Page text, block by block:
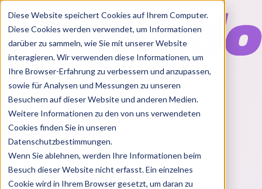
Diese Website speichert Cookies auf Ihrem Computer.
Diese Cookies werden verwendet, um Informationen
darüber zu sammeln, wie Sie mit unserer Website
interagieren. Wir verwenden diese Informationen, um
Ihre Browser-Erfahrung zu verbessern und anzupassen,
sowie für Analysen und Messungen zu unseren
Besuchern auf dieser Website und anderen Medien.
Weitere Informationen zu den von uns verwendeten
Cookies finden Sie in unseren
Datenschutzbestimmungen.
Wenn Sie ablehnen, werden Ihre Informationen beim
Besuch dieser Website nicht erfasst. Ein einzelnes
Cookie wird in Ihrem Browser gesetzt, um daran zu
Features
Solutions
BlogChartsRabatt CodesPakete
Login